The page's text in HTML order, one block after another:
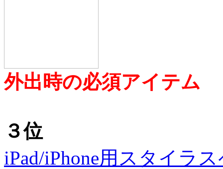
外出時の必須アイテム
３位
iPad/iPhone用スタイラ